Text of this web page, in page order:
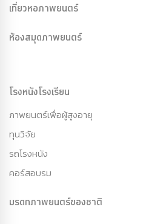
เที่ยวหอภาพยนตร์
ห้องสมุดภาพยนตร์
โรงหนังโรงเรียน
ภาพยนตร์เพื่อผู้สูงอายุ
ทุนวิจัย
รถโรงหนัง
คอร์สอบรม
มรดกภาพยนตร์ของชาติ